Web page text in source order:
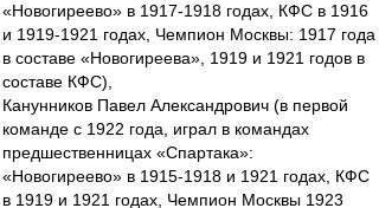
«Новогиреево» в 1917-1918 годах, КФС в 1916
и 1919-1921 годах, Чемпион Москвы: 1917 года
в составе «Новогиреева», 1919 и 1921 годов в
составе КФС),
Канунников Павел Александрович (в первой
команде с 1922 года, играл в командах
предшественницах «Спартака»:
«Новогиреево» в 1915-1918 и 1921 годах, КФС
в 1919 и 1921 годах, Чемпион Москвы 1923